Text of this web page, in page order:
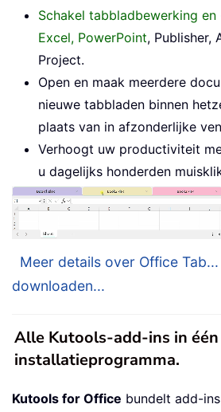
Schakel tabbladbewerking
Excel, PowerPoint, Publisher,
Project.
Open en maak meerdere
nieuwe tabbladen binnen
plaats van in afzonderlijke
Verhoogt uw productiviteit
u dagelijks honderden
Meer details over Office Tab...
downloaden...
Alle Kutools-add-ins in één
installatieprogramma.
Kutools for Office bundelt add-